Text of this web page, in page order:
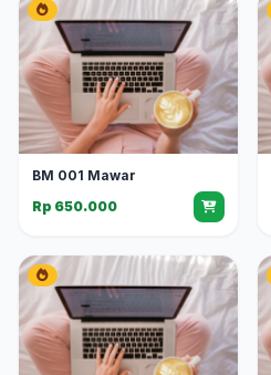
BM 001 Mawar
Rp 650.000